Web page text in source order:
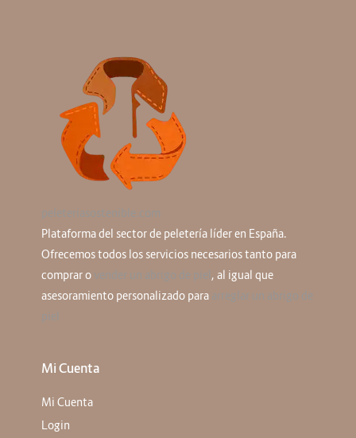
Plataforma del sector de peletería líder en España.
Ofrecemos todos los servicios necesarios tanto para
comprar o
, al igual que
asesoramiento personalizado para
Mi Cuenta
Mi Cuenta
Login